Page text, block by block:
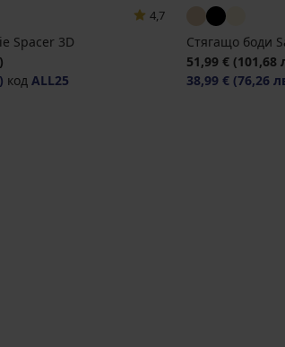
4,7
Spacer 3D
код ALL25
Стягащо боди
51,99 € (101,68
38,99 € (76,26